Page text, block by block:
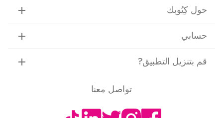
حول كِيُوبك
حسابي
قم بتنزيل التطبيق?
تواصل معنا